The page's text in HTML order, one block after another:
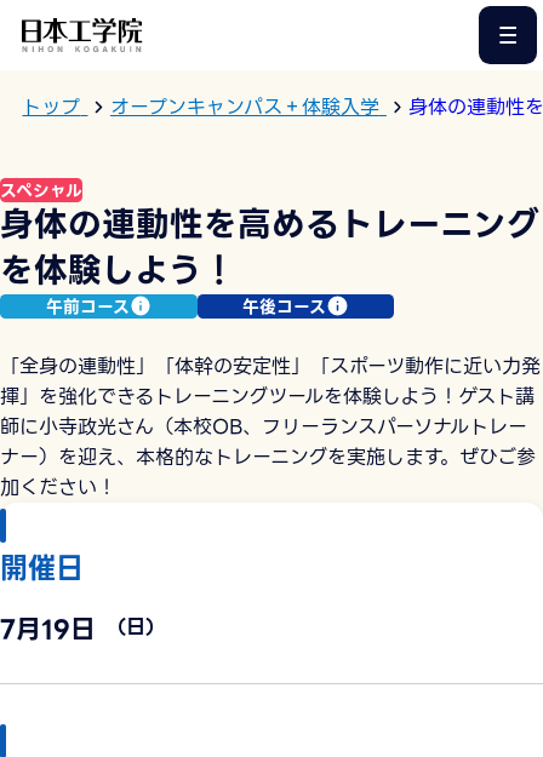
トップ オープンキャンパス＋体験入学 身体の連動性
スペシャル
身体の連動性を高めるトレーニング
を体験しよう！
午前コース 午後コース
「全身の連動性」「体幹の安定性」「スポーツ動作に近い力発
揮」を強化できるトレーニングツールを体験しよう！ゲスト講
師に小寺政光さん（本校OB、フリーランスパーソナルトレー
ナー）を迎え、本格的なトレーニングを実施します。ぜひご参
加ください！
開催日
7月19日 （日）